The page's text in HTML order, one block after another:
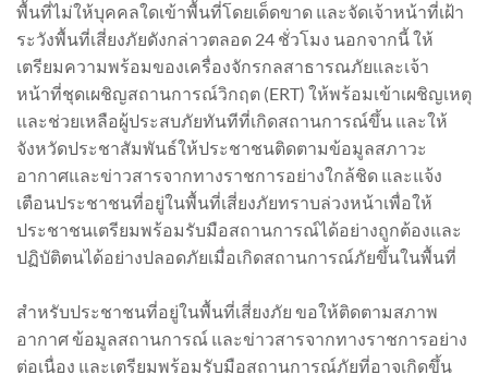
พื้นที่ไม่ให้บุคคลใดเข้าพื้นที่โดยเด็ดขาด และจัดเจ้าหน้าที่เฝ้า
ระวังพื้นที่เสี่ยงภัยดังกล่าวตลอด 24 ชั่วโมง นอกจากนี้ ให้
เตรียมความพร้อมของเครื่องจักรกลสาธารณภัยและเจ้า
หน้าที่ชุดเผชิญสถานการณ์วิกฤต (ERT) ให้พร้อมเข้าเผชิญเหตุ
และช่วยเหลือผู้ประสบภัยทันทีที่เกิดสถานการณ์ขึ้น และให้
จังหวัดประชาสัมพันธ์ให้ประชาชนติดตามข้อมูลสภาวะ
อากาศและข่าวสารจากทางราชการอย่างใกล้ชิด และแจ้ง
เตือนประชาชนที่อยู่ในพื้นที่เสี่ยงภัยทราบล่วงหน้าเพื่อให้
ประชาชนเตรียมพร้อมรับมือสถานการณ์ได้อย่างถูกต้องและ
ปฏิบัติตนได้อย่างปลอดภัยเมื่อเกิดสถานการณ์ภัยขึ้นในพื้นที่
สำหรับประชาชนที่อยู่ในพื้นที่เสี่ยงภัย ขอให้ติดตามสภาพ
อากาศ ข้อมูลสถานการณ์ และข่าวสารจากทางราชการอย่าง
ต่อเนื่อง และเตรียมพร้อมรับมือสถานการณ์ภัยที่อาจเกิดขึ้น